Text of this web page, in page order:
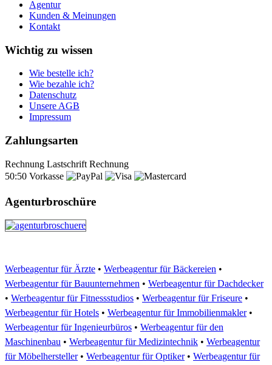
Agentur
Kunden & Meinungen
Kontakt
Wichtig zu wissen
Wie bestelle ich?
Wie bezahle ich?
Datenschutz
Unsere AGB
Impressum
Zahlungsarten
Rechnung Lastschrift Rechnung
50:50 Vorkasse
Agenturbroschüre
Werbeagentur für Ärzte • Werbeagentur für Bäckereien •
Werbeagentur für Bauunternehmen • Werbeagentur für Dachdecker
• Werbeagentur für Fitnessstudios • Werbeagentur für Friseure •
Werbeagentur für Hotels • Werbeagentur für Immobilienmakler•
Werbeagentur für Ingenieurbüros • Werbeagentur für den
Maschinenbau • Werbeagentur für Medizintechnik • Werbeagentur
für Möbelhersteller• Werbeagentur für Optiker• Werbeagentur für